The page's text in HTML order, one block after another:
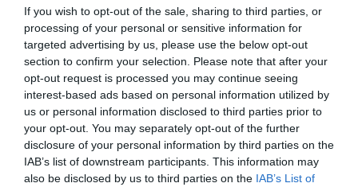
If you wish to opt-out of the sale, sharing to third parties, or
processing of your personal or sensitive information for
targeted advertising by us, please use the below opt-out
section to confirm your selection. Please note that after your
opt-out request is processed you may continue seeing
interest-based ads based on personal information utilized by
us or personal information disclosed to third parties prior to
your opt-out. You may separately opt-out of the further
disclosure of your personal information by third parties on the
IAB’s list of downstream participants. This information may
also be disclosed by us to third parties on the IAB’s List of